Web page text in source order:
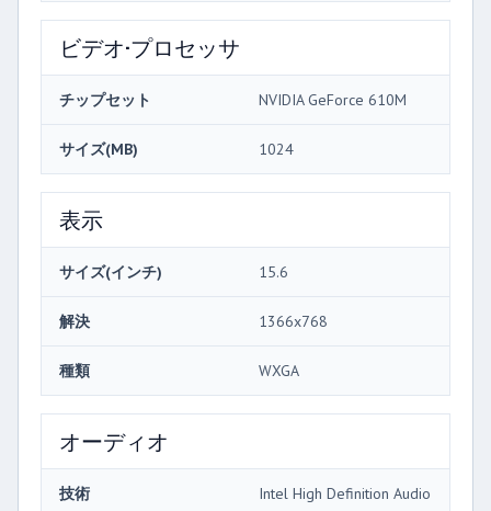
ビデオ·プロセッサ
チップセット NVIDIA GeForce 610M
サイズ(MB) 1024
表示
サイズ(インチ) 15.6
解決 1366x768
種類 WXGA
オーディオ
技術 Intel High Definition Audio